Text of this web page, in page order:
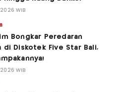
WIB
Bongkar Peredaran
di Diskotek Five Star Bali,
WIB